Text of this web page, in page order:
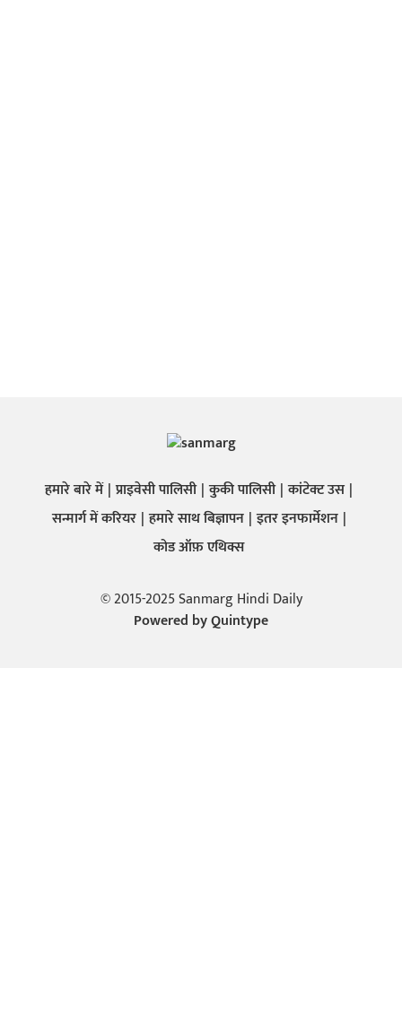
हमारे बारे में प्राइवेसी पालिसी कुकी पालिसी कांटेक्ट उस
सन्मार्ग में करियर हमारे साथ बिज्ञापन इतर इनफार्मेशन
कोड ऑफ़ एथिक्स
© 2015-2025 Sanmarg Hindi Daily
Powered byQuintype